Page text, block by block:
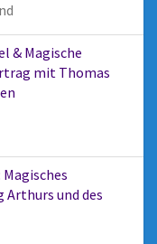
& Magische
mit Thomas
Arthurs und des